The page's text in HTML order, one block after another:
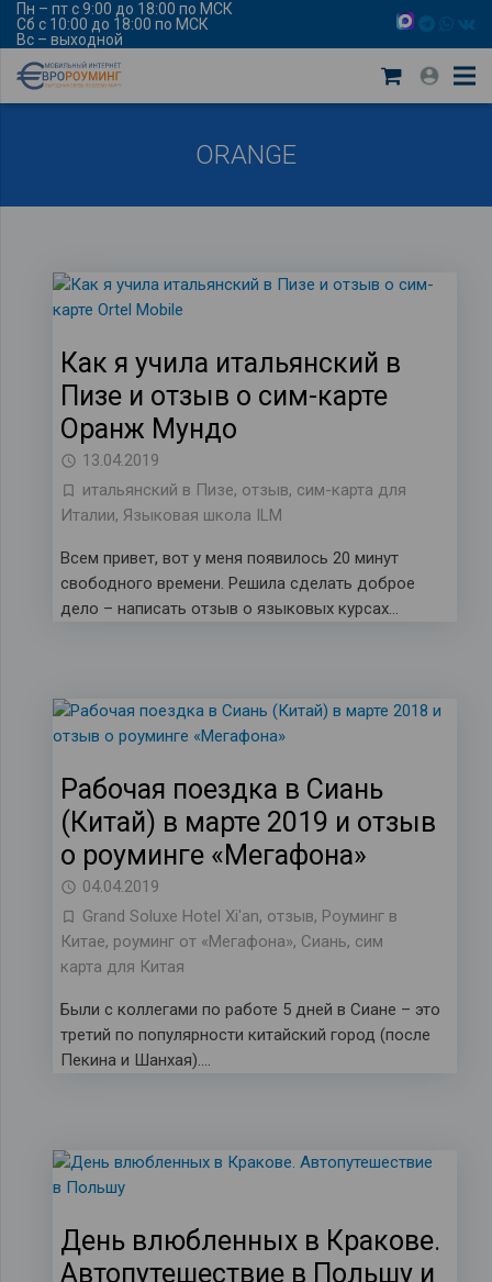
Пн – пт с 9:00 до 18:00 по МСК
Сб с 10:00 до 18:00 по МСК
Вс – выходной
ORANGE
Как я учила итальянский в
Пизе и отзыв о сим-карте
Оранж Мундо
13.04.2019
итальянский в Пизе, отзыв, сим-карта для
Италии, Языковая школа ILM
Всем привет, вот у меня появилось 20 минут
свободного времени. Решила сделать доброе
дело – написать отзыв о языковых курсах…
Рабочая поездка в Сиань
(Китай) в марте 2019 и отзыв
о роуминге «Мегафона»
04.04.2019
Grand Soluxe Hotel Xi'an, отзыв, Роуминг в
Китае, роуминг от «Мегафона», Сиань, сим
карта для Китая
Были с коллегами по работе 5 дней в Сиане – это
третий по популярности китайский город (после
Пекина и Шанхая)….
День влюбленных в Кракове.
Автопутешествие в Польшу и